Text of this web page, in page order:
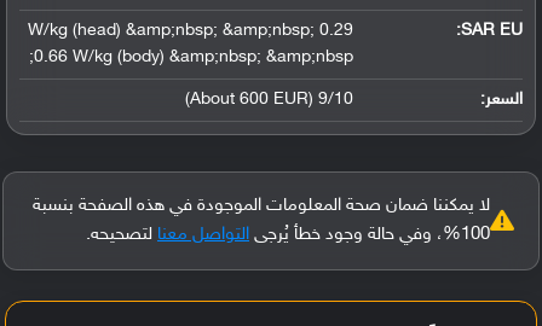
SAR EU:
0.29 W/kg (head) &amp;nbsp; &amp;nbsp;
0.66 W/kg (body) &amp;nbsp; &amp;nbsp;
السعر: 9/10 (About 600 EUR)
لا يمكننا ضمان صحة المعلومات الموجودة في هذه الصفحة بنسبة
100%، وفي حالة وجود خطأ يُرجى
التواصل معنا لتصحيحه.